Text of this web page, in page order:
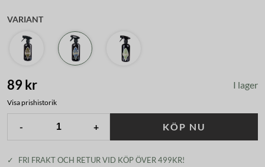
VARIANT
89 kr I lager
Visa prishistorik
- + KÖP NU
✓
FRI FRAKT OCH RETUR VID KÖP ÖVER 499KR!